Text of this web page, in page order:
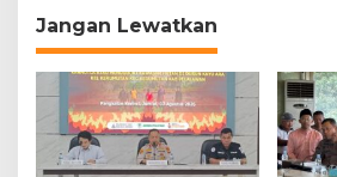
g
a
s
p
Jangan Lewatkan